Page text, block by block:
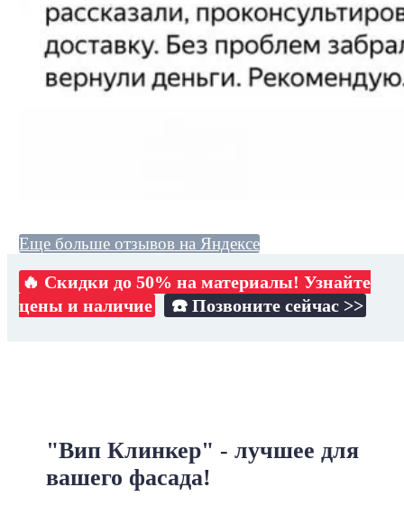
Еще больше отзывов на Яндексе
🔥 Скидки до 50% на материалы! Узнайте
цены и наличие
☎️ Позвоните сейчас >>
"Вип Клинкер" - лучшее для
вашего фасада!